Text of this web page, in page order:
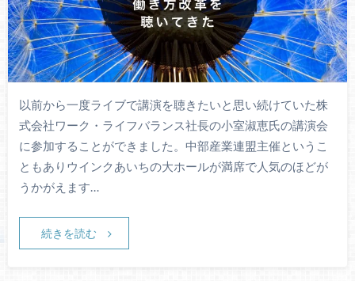
以前から一度ライブで講演を聴きたいと思い続けていた株
式会社ワーク・ライフバランス社長の小室淑恵氏の講演会
に参加することができました。中部産業連盟主催というこ
ともありウインクあいちの大ホールが満席で人気のほどが
うかがえます…
続きを読む